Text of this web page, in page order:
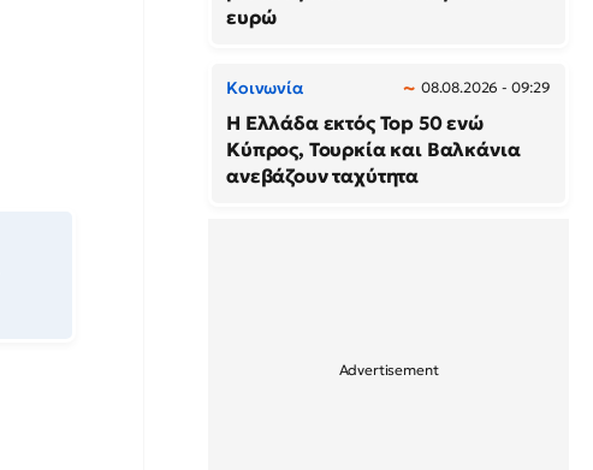
ευρώ
Κοινωνία 08.08.2026 - 09:29
Η Ελλάδα εκτός Top 50 ενώ
Κύπρος, Τουρκία και Βαλκάνια
ανεβάζουν ταχύτητα